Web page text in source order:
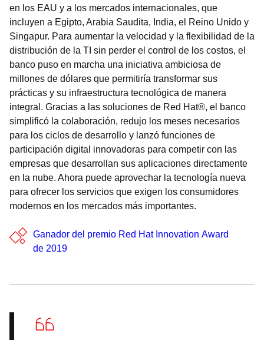
en los EAU y a los mercados internacionales, que
incluyen a Egipto, Arabia Saudita, India, el Reino Unido y
Singapur. Para aumentar la velocidad y la flexibilidad de la
distribución de la TI sin perder el control de los costos, el
banco puso en marcha una iniciativa ambiciosa de
millones de dólares que permitiría transformar sus
prácticas y su infraestructura tecnológica de manera
integral. Gracias a las soluciones de Red Hat®, el banco
simplificó la colaboración, redujo los meses necesarios
para los ciclos de desarrollo y lanzó funciones de
participación digital innovadoras para competir con las
empresas que desarrollan sus aplicaciones directamente
en la nube. Ahora puede aprovechar la tecnología nueva
para ofrecer los servicios que exigen los consumidores
modernos en los mercados más importantes.
Ganador del premio Red Hat Innovation Award
de 2019